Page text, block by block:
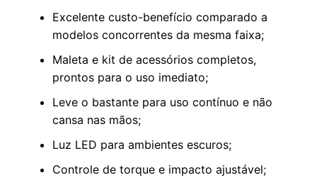
Excelente custo-benefício comparado a
modelos concorrentes da mesma faixa;
Maleta e kit de acessórios completos,
prontos para o uso imediato;
Leve o bastante para uso contínuo e não
cansa nas mãos;
Luz LED para ambientes escuros;
Controle de torque e impacto ajustável;